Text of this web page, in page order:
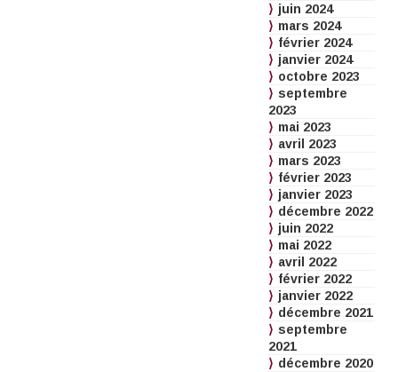
juin 2024
mars 2024
février 2024
janvier 2024
octobre 2023
septembre
2023
mai 2023
avril 2023
mars 2023
février 2023
janvier 2023
décembre 2022
juin 2022
mai 2022
avril 2022
février 2022
janvier 2022
décembre 2021
septembre
2021
décembre 2020